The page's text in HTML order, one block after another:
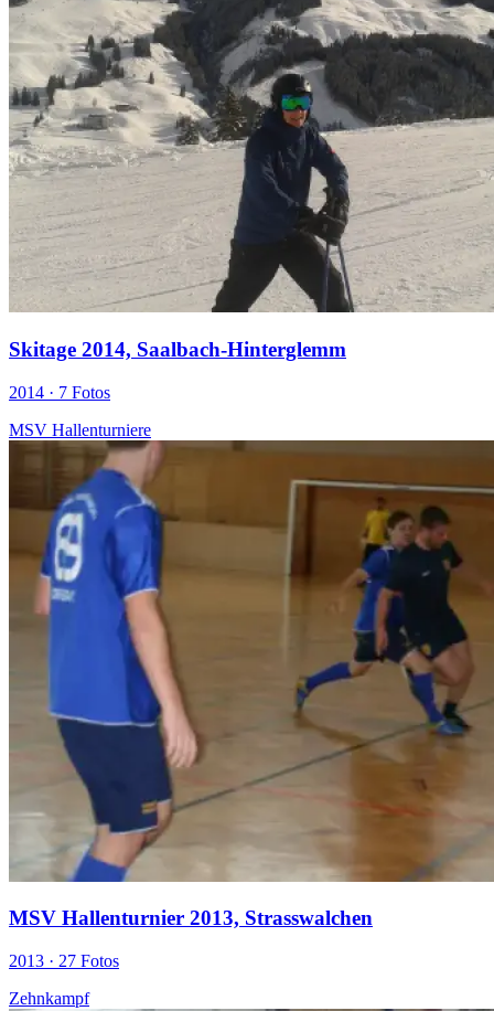
Skitage 2014, Saalbach-Hinterglemm
2014 · 7 Fotos
MSV Hallenturniere
MSV Hallenturnier 2013, Strasswalchen
2013 · 27 Fotos
Zehnkampf